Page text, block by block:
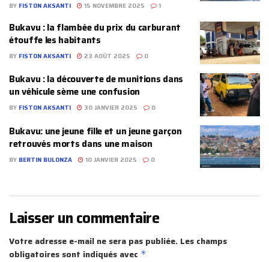
BY FISTON AKSANTI 15 NOVEMBRE 2025 1
‎Bukavu : la flambée du prix du carburant
étouffe les habitants
BY FISTON AKSANTI 23 AOÛT 2025 0
Bukavu : la découverte de munitions dans
un véhicule sème une confusion
BY FISTON AKSANTI 30 JANVIER 2025 0
Bukavu: une jeune fille et un jeune garçon
retrouvés morts dans une maison
BY BERTIN BULONZA 10 JANVIER 2025 0
Laisser un commentaire
Votre adresse e-mail ne sera pas publiée. Les champs
obligatoires sont indiqués avec *